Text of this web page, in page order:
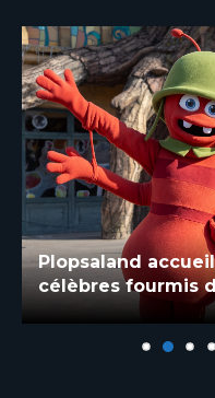
Plopsaland
célèbres fourmis